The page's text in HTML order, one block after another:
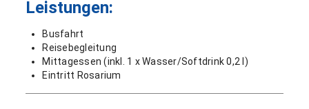
Leistungen:
Busfahrt
Reisebegleitung
Mittagessen (inkl. 1 x Wasser/Softdrink 0,2 l)
Eintritt Rosarium